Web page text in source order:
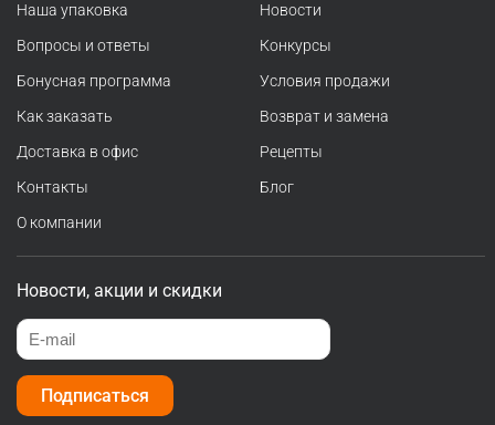
Наша упаковка
Вопросы и ответы
Бонусная программа
Как заказать
Доставка в офис
Контакты
О компании
Новости
Конкурсы
Условия продажи
Возврат и замена
Рецепты
Блог
Новости, акции и скидки
Подписаться